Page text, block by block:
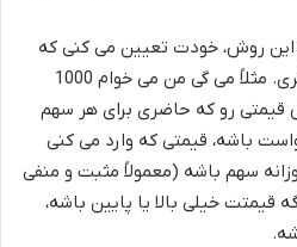
این روش، خودت تعیین می کنی که
چند تا سهم می خوای بخری. مثلاً می گی من می خوام 1000
رو که حاضری برای هر سهم
باشه، قیمتی که وارد می کنی
سهم باشه (معمولاً مثبت و منفی
قیمتت خیلی بالا یا پایین باشه،